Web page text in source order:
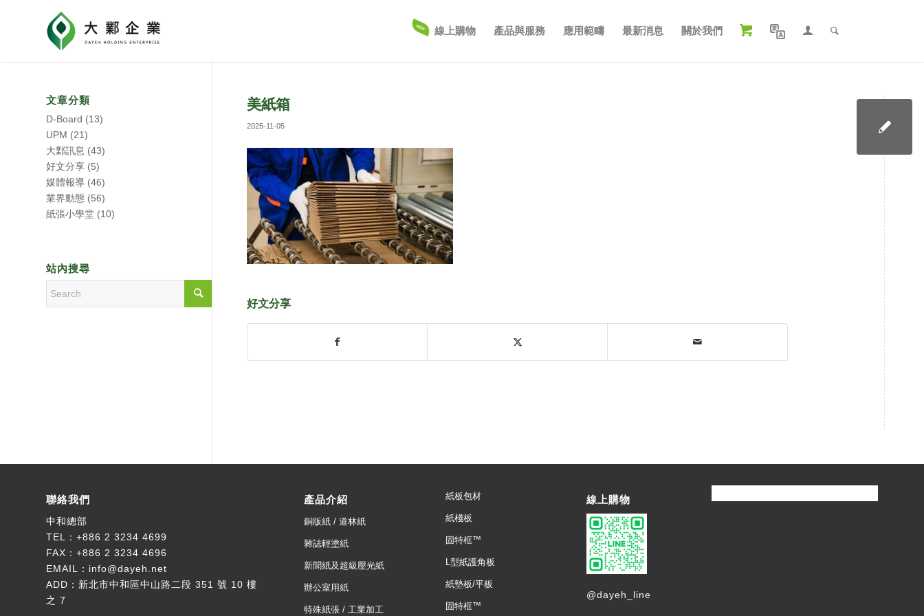
線上購物 產品與服務 應用範疇 最新消息 關於我們
美紙箱
2025-11-05
好文分享
文章分類
D-Board (13)
UPM (21)
大鄴訊息 (43)
好文分享 (5)
媒體報導 (46)
業界動態 (56)
紙張小學堂 (10)
站內搜尋
聯絡我們
中和總部
TEL： +886 2 3234 4699
FAX：+886 2 3234 4696
EMAIL： info@dayeh.net
ADD： 新北市中和區中山路二段 351 號 10 樓
之 7
產品介紹
銅版紙 / 道林紙
雜誌輕塗紙
新聞紙及超級壓光紙
辦公室用紙
特殊紙張 / 工業加工
紙板包材
紙棧板
固特框™
L型紙護角板
紙墊板/平板
固特框™
線上購物
@dayeh_line